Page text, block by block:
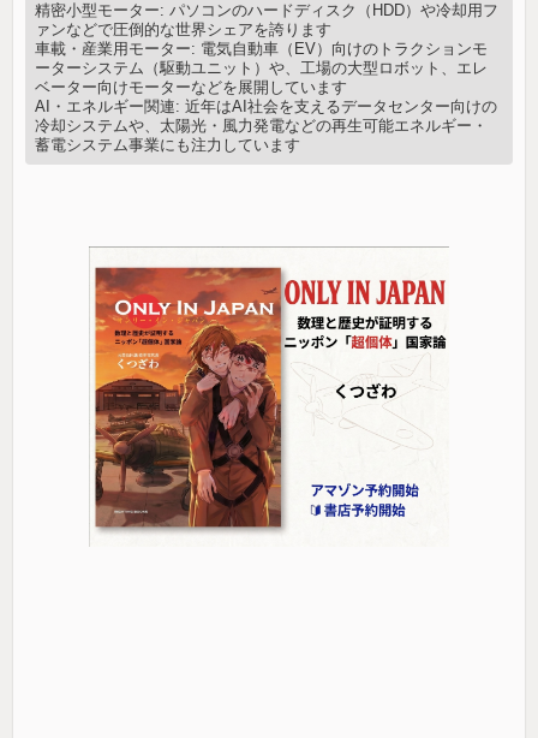
精密小型モーター: パソコンのハードディスク（HDD）や冷却用フ
ァンなどで圧倒的な世界シェアを誇ります
車載・産業用モーター: 電気自動車（EV）向けのトラクションモ
ーターシステム（駆動ユニット）や、工場の大型ロボット、エレ
ベーター向けモーターなどを展開しています
AI・エネルギー関連: 近年はAI社会を支えるデータセンター向けの
冷却システムや、太陽光・風力発電などの再生可能エネルギー・
蓄電システム事業にも注力しています